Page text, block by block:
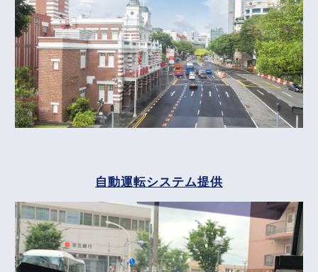
自動運転システム提供